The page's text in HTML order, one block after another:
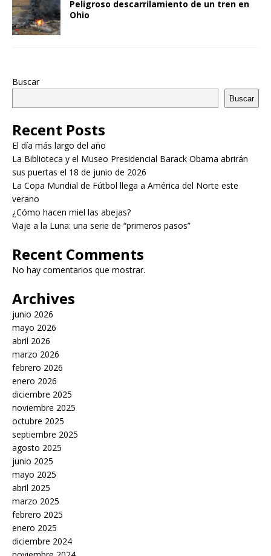
Peligroso descarrilamiento de un tren en
Ohio
Buscar
Buscar
Recent Posts
El día más largo del año
La Biblioteca y el Museo Presidencial Barack Obama abrirán
sus puertas el 18 de junio de 2026
La Copa Mundial de Fútbol llega a América del Norte este
verano
¿Cómo hacen miel las abejas?
Viaje a la Luna: una serie de “primeros pasos”
Recent Comments
No hay comentarios que mostrar.
Archives
junio 2026
mayo 2026
abril 2026
marzo 2026
febrero 2026
enero 2026
diciembre 2025
noviembre 2025
octubre 2025
septiembre 2025
agosto 2025
junio 2025
mayo 2025
abril 2025
marzo 2025
febrero 2025
enero 2025
diciembre 2024